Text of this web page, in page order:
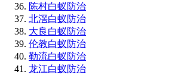
陈村白蚁防治
北滘白蚁防治
大良白蚁防治
伦教白蚁防治
勒流白蚁防治
龙江白蚁防治